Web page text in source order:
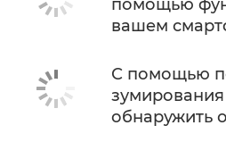
помощью
вашем
С помощью
зумирования
обнаружить